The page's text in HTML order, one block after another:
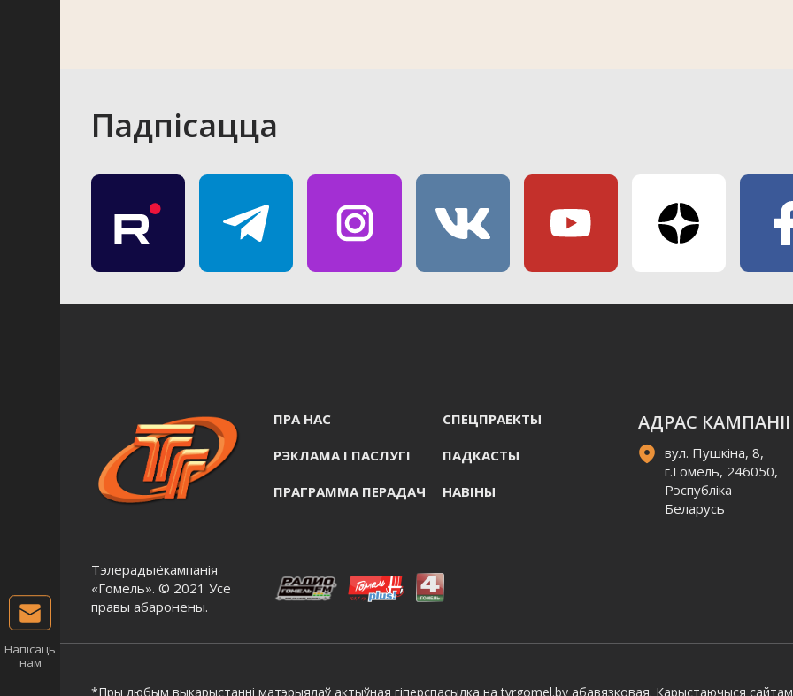
Падпісацца
Тэлерадыёкампанія
«Гомель». © 2021 Усе
правы абаронены.
ПРА НАС СПЕЦПРАЕКТЫ
РЭКЛАМА I ПАСЛУГI ПАДКАСТЫ
ПРАГРАММА ПЕРАДАЧ НАВIНЫ
АДРАС КАМПАНІІ
вул. Пушкіна, 8,
г.Гомель, 246050,
Рэспубліка
Беларусь
*Пры любым выкарыстанні матэрыялаў актыўная гіперспасылка на tvrgomel.by абавязковая. Карыстаючыся
Напісаць
нам